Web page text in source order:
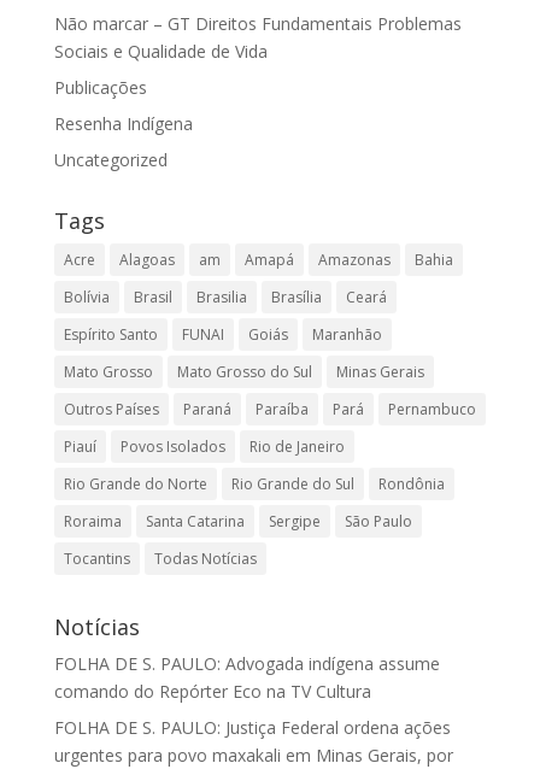
Não marcar – GT Direitos Fundamentais Problemas
Sociais e Qualidade de Vida
Publicações
Resenha Indígena
Uncategorized
Tags
Acre Alagoas am Amapá Amazonas
Bahia
Bolívia
Brasil Brasilia Brasília
Ceará
Espírito Santo
FUNAI Goiás
Maranhão
Mato Grosso
Mato Grosso do Sul
Minas Gerais
Outros Países
Paraná Paraíba Pará
Pernambuco
Piauí
Povos Isolados
Rio de Janeiro
Rio Grande do Norte
Rio Grande do Sul
Rondônia
Roraima
Santa Catarina Sergipe
São Paulo
Tocantins
Todas Notícias
Notícias
FOLHA DE S. PAULO: Advogada indígena assume
comando do Repórter Eco na TV Cultura
FOLHA DE S. PAULO: Justiça Federal ordena ações
urgentes para povo maxakali em Minas Gerais, por